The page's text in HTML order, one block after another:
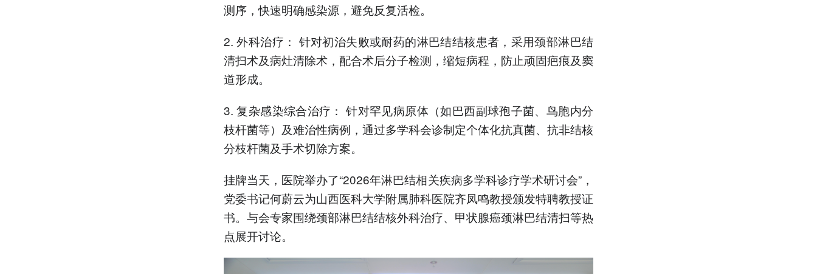
测序，快速明确感染源，避免反复活检。
2. 外科治疗： 针对初治失败或耐药的淋巴结结核患者，采用颈部淋巴结
清扫术及病灶清除术，配合术后分子检测，缩短病程，防止顽固疤痕及窦
道形成。
3. 复杂感染综合治疗： 针对罕见病原体（如巴西副球孢子菌、鸟胞内分
枝杆菌等）及难治性病例，通过多学科会诊制定个体化抗真菌、抗非结核
分枝杆菌及手术切除方案。
挂牌当天，医院举办了“2026年淋巴结相关疾病多学科诊疗学术研讨会”，
党委书记何蔚云为山西医科大学附属肺科医院齐凤鸣教授颁发特聘教授证
书。与会专家围绕颈部淋巴结结核外科治疗、甲状腺癌颈淋巴结清扫等热
点展开讨论。